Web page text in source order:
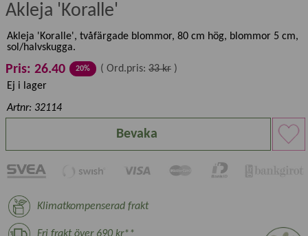
Akleja 'Koralle'
Akleja 'Koralle', tvåfärgade blommor, 80 cm hög, blommor 5 cm,
sol/halvskugga.
Pris: 26.40 20% ( Ord.pris: 33 kr )
Ej i lager
Artnr: 32114
Bevaka
Klimatkompenserad frakt